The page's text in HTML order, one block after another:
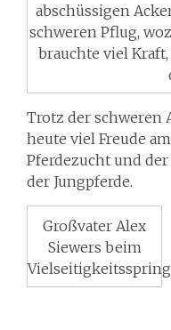
abschüssigen
schweren Pflug,
brauchte viel
Trotz der schweren
heute viel Freude
Pferdezucht und
der Jungpferde.
Großvater Alex
Siewers beim